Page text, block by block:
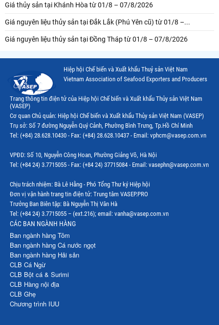
Giá thủy sản tại Khánh Hòa từ 01/8 – 07/8/2026
Giá nguyên liệu thủy sản tại Đắk Lắk (Phú Yên cũ) từ 01/8 –...
Giá nguyên liệu thủy sản tại Đồng Tháp từ 01/8 – 07/8/2026
Hiệp hội Chế biến và Xuất khẩu Thuỷ sản Việt Nam
Vietnam Association of Seafood Exporters and Producers
Trang thông tin điện tử của Hiệp hội Chế biến và Xuất khẩu Thủy sản Việt Nam
(VASEP)
Cơ quan Chủ quản: Hiệp hội Chế biến và Xuất khẩu Thủy sản Việt Nam (VASEP)
Trụ sở: Số 7 đường Nguyễn Quý Cảnh, Phường Bình Trưng, Tp.Hồ Chí Minh
Tel: (+84) 28.628.10430 - Fax: (+84) 28.628.10437 - Email: vphcm@vasep.com.vn
VPĐD: Số 10, Nguyễn Công Hoan, Phường Giảng Võ, Hà Nội
Tel: (+84 24) 3.7715055 - Fax: (+84 24) 37715084 - Email: vasephn@vasep.com.vn
Chịu trách nhiệm: Bà Lê Hằng - Phó Tổng Thư ký Hiệp hội
Đơn vị vận hành trang tin điện tử: Trung tâm VASEP.PRO
Trưởng Ban Biên tập: Bà Nguyễn Thị Vân Hà
Tel: (+84 24) 3.7715055 – (ext.216); email: vanha@vasep.com.vn
CÁC BAN NGÀNH HÀNG
Ban ngành hàng Tôm
Ban ngành hàng Cá nước ngọt
Ban ngành hàng Hải sản
CLB Cá Ngừ
CLB Bột cá & Surimi
CLB Hàng nội địa
CLB Ghẹ
Chương trình IUU